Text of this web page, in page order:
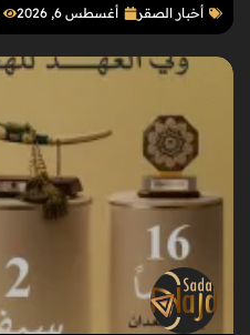
أخبار الصقر أغسطس 6, 2026